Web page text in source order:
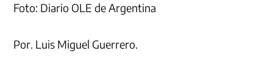
Foto: Diario OLE de Argentina
Por. Luis Miguel Guerrero.